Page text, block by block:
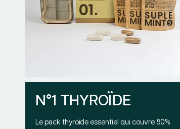
N°1 THYROÏDE
Le pack thyroïde essentiel qui couvre 80%